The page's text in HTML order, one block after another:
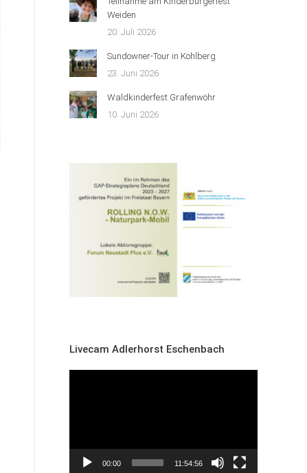
Weiden
20. Juli 2026
Sundowner-Tour in Kohlberg
23. Juni 2026
Waldkinderfest Grafenwöhr
10. Juni 2026
Livecam Adlerhorst Eschenbach
00:00 11:54:56